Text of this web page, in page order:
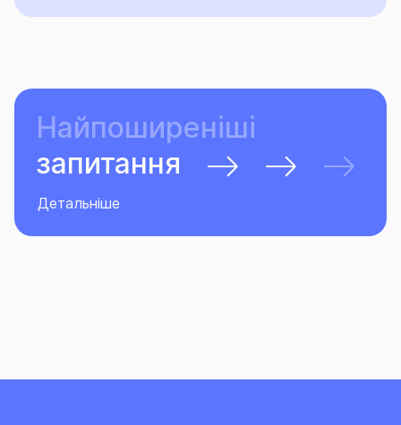
Найпоширеніші
запитання
Детальніше